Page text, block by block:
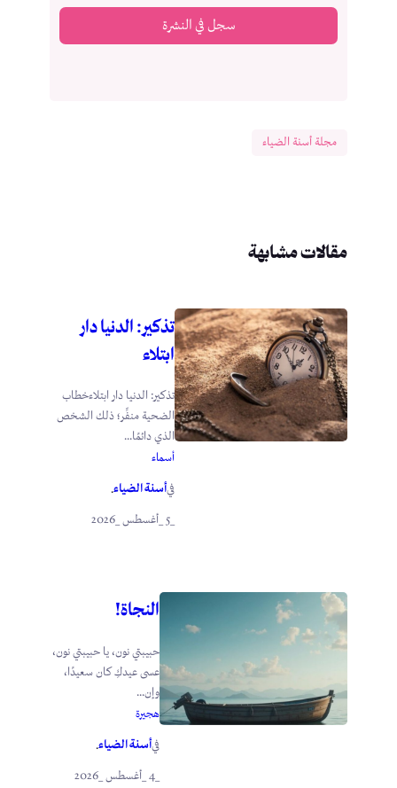
سجل في النشرة
مجلة أسنة الضياء
مقالات مشابهة
تذكير: الدنيا دار
ابتلاء
تذكير: الدنيا دار ابتلاءخطاب
الضحية منفِّر؛ ذلك الشخص
الذي دائمًا...
أسماء
فيأسنة الضياء.
_5 _أغسطس _2026
النجاة!
حبيبتي نون، يا حبيبتي نون،
عسى عيدكِ كان سعيدًا،
وإن...
هجيرة
فيأسنة الضياء.
_4 _أغسطس _2026